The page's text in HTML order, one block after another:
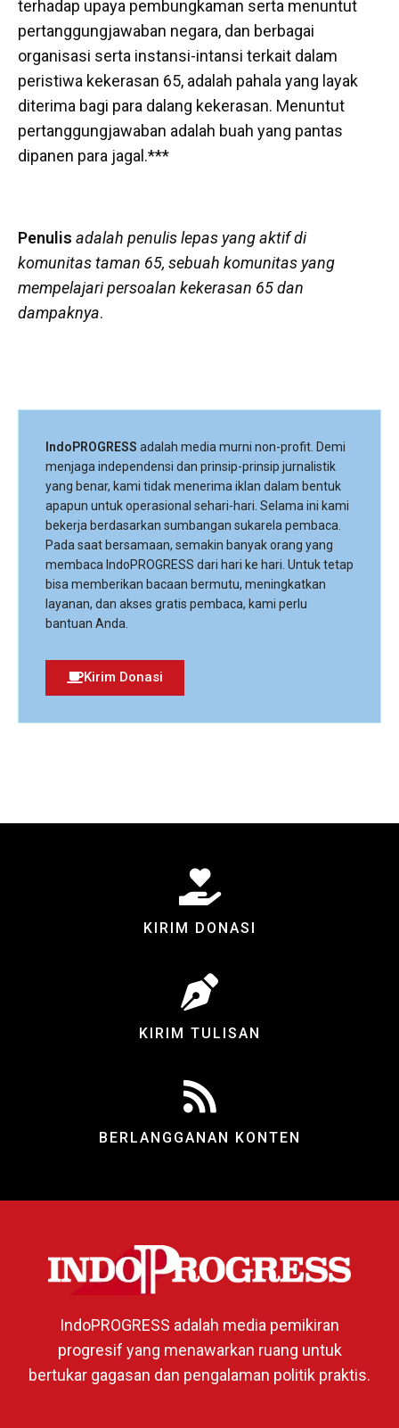
terhadap upaya pembungkaman serta menuntut
pertanggungjawaban negara, dan berbagai
organisasi serta instansi-intansi terkait dalam
peristiwa kekerasan 65, adalah pahala yang layak
diterima bagi para dalang kekerasan. Menuntut
pertanggungjawaban adalah buah yang pantas
dipanen para jagal.***
Penulis adalah penulis lepas yang aktif di
komunitas taman 65, sebuah komunitas yang
mempelajari persoalan kekerasan 65 dan
dampaknya.
IndoPROGRESS adalah media murni non-profit. Demi
menjaga independensi dan prinsip-prinsip jurnalistik
yang benar, kami tidak menerima iklan dalam bentuk
apapun untuk operasional sehari-hari. Selama ini kami
bekerja berdasarkan sumbangan sukarela pembaca.
Pada saat bersamaan, semakin banyak orang yang
membaca IndoPROGRESS dari hari ke hari. Untuk tetap
bisa memberikan bacaan bermutu, meningkatkan
layanan, dan akses gratis pembaca, kami perlu
bantuan Anda.
Kirim Donasi
KIRIM DONASI
KIRIM TULISAN
BERLANGGANAN KONTEN
IndoPROGRESS adalah media pemikiran
progresif yang menawarkan ruang untuk
bertukar gagasan dan pengalaman politik praktis.